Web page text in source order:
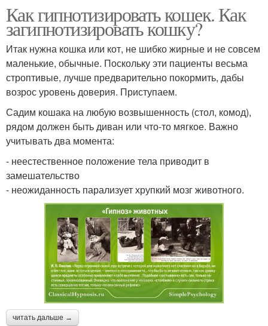
Как гипнотизировать кошек. Как
загипнотизировать кошку?
Итак нужна кошка или кот, не шибко жирные и не совсем
маленькие, обычные. Поскольку эти пациенты весьма
строптивые, лучше предварительно покормить, дабы
возрос уровень доверия. Приступаем.
Садим кошака на любую возвышенность (стол, комод),
рядом должен быть диван или что-то мягкое. Важно
учитывать два момента:
- неестественное положение тела приводит в
замешательство
- неожиданность парализует хрупкий мозг животного.
читать дальше →